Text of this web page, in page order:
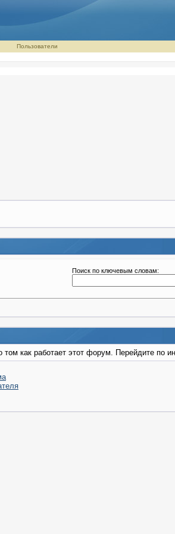
Пользователи
Поиск по ключевым словам:
том как работает этот форум. Перейдите